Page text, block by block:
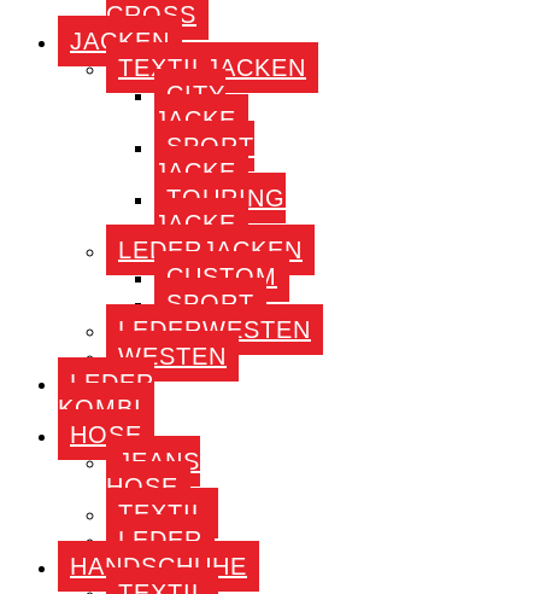
CROSS
JACKEN
TEXTILJACKEN
CITY
JACKE
SPORT
JACKE
TOURING
JACKE
LEDERJACKEN
CUSTOM
SPORT
LEDERWESTEN
WESTEN
LEDER
KOMBI
HOSE
JEANS
HOSE
TEXTIL
LEDER
HANDSCHUHE